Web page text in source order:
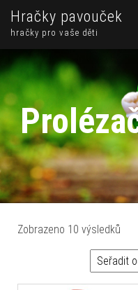
Hračky pavouček
hračky pro vaše děti
Zobrazeno 10 výsledků